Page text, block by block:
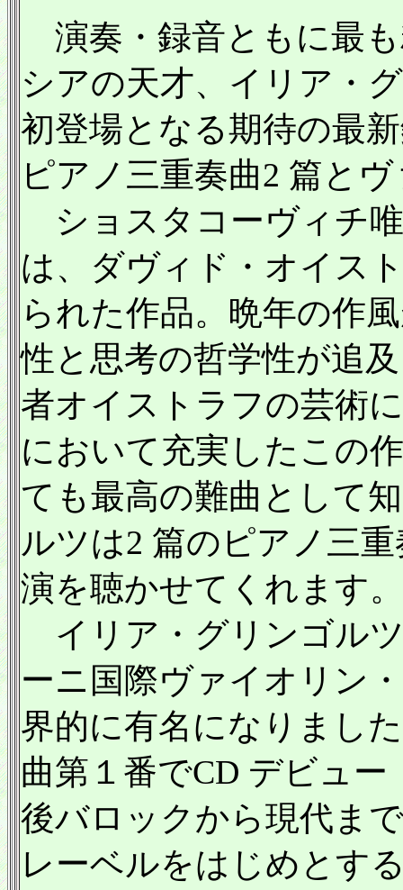
演奏・録音ともに最
シアの天才、イリア・
初登場となる期待の最
ピアノ三重奏曲2 篇と
ショスタコーヴィチ
は、ダヴィド・オイス
られた作品。晩年の作
性と思考の哲学性が追
者オイストラフの芸術
において充実したこの
ても最高の難曲として
ルツは2 篇のピアノ三
演を聴かせてくれます。
イリア・グリンゴル
ーニ国際ヴァイオリン
界的に有名になりまし
曲第１番でCD デビュー
後バロックから現代ま
レーベルをはじめとす